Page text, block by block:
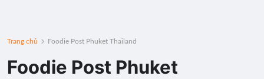
Trang chủ Foodie Post Phuket Thailand
Foodie Post Phuket